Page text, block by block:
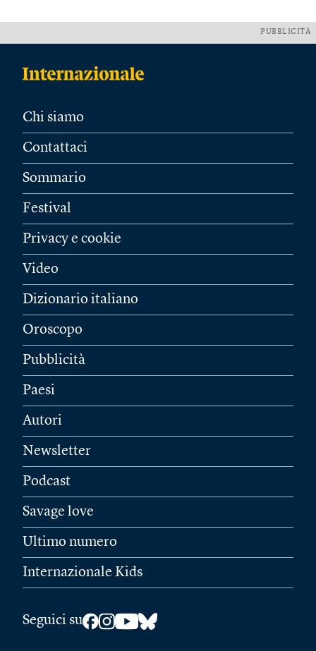
PUBBLICITÀ
Chi siamo
Contattaci
Sommario
Festival
Privacy e cookie
Video
Dizionario italiano
Oroscopo
Pubblicità
Paesi
Autori
Newsletter
Podcast
Savage love
Ultimo numero
Internazionale Kids
Seguici su